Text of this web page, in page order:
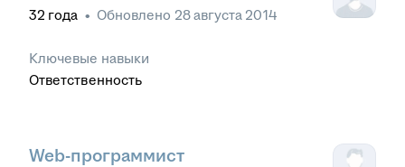
32 года • Обновлено 28 августа 2014
Ключевые навыки
Ответственность
Web-программист